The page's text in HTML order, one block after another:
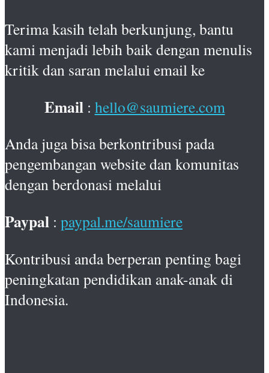
Terima kasih telah berkunjung, bantu
kami menjadi lebih baik dengan menulis
kritik dan saran melalui email ke
Email : hello@saumiere.com
Anda juga bisa berkontribusi pada
pengembangan website dan komunitas
dengan berdonasi melalui
Paypal : paypal.me/saumiere
Kontribusi anda berperan penting bagi
peningkatan pendidikan anak-anak di
Indonesia.